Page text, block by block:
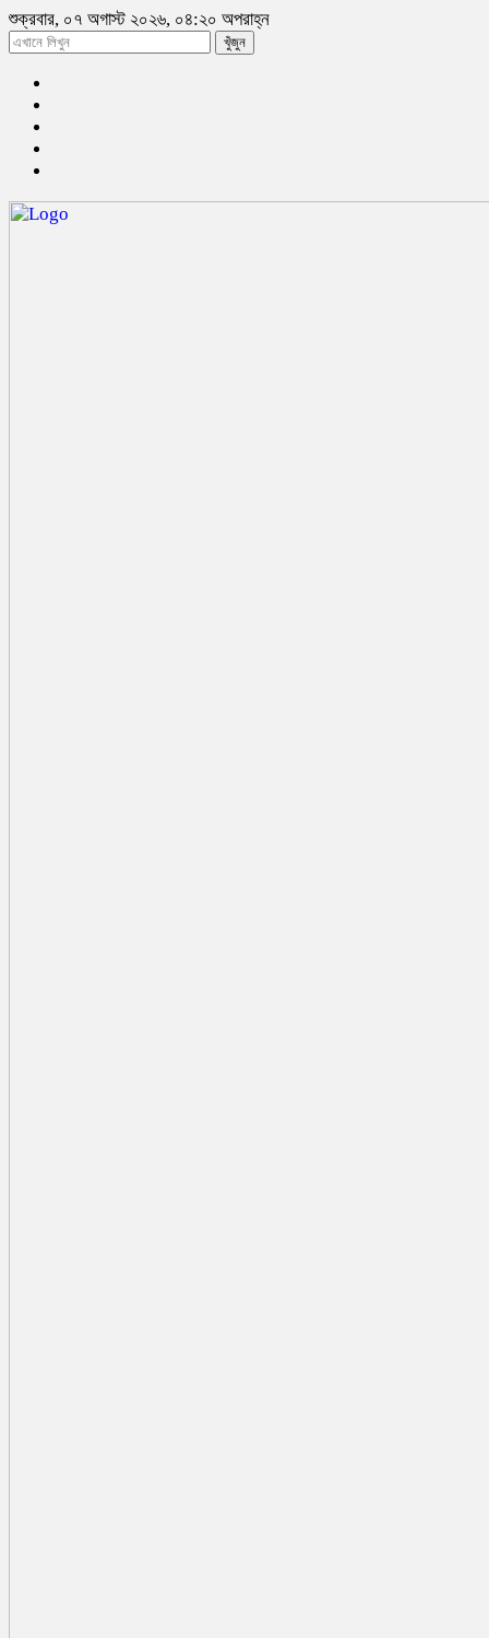
শুক্রবার, ০৭ অগাস্ট ২০২৬, ০৪:২০ অপরাহ্ন
খুঁজুন